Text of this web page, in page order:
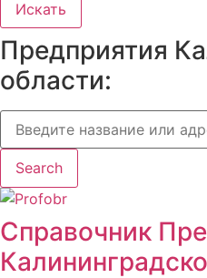
Искать
Предприятия
области:
Search
Справочник